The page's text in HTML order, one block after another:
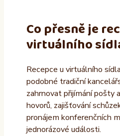
Co přesně je
virtuálního
Recepce u virtuálního
podobné tradiční
zahrnovat přijímání pošty
hovorů, zajišťování
pronájem konferenčních
jednorázové události.